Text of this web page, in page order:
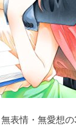
表情・無愛想